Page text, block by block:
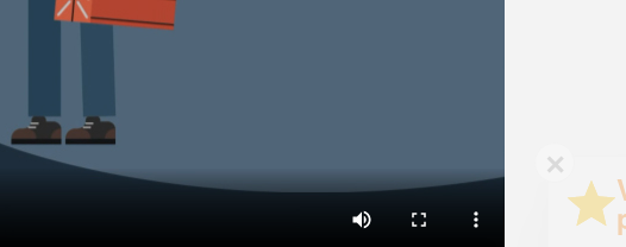
Vous êtes un
professionnel ?